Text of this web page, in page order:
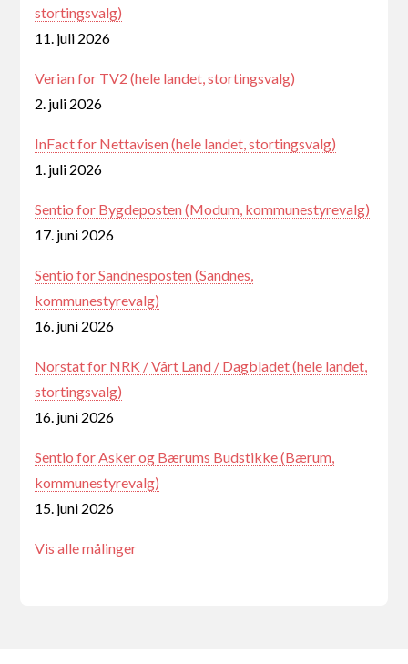
stortingsvalg)
11. juli 2026
Verian for TV2 (hele landet, stortingsvalg)
2. juli 2026
InFact for Nettavisen (hele landet, stortingsvalg)
1. juli 2026
Sentio for Bygdeposten (Modum, kommunestyrevalg)
17. juni 2026
Sentio for Sandnesposten (Sandnes,
kommunestyrevalg)
16. juni 2026
Norstat for NRK / Vårt Land / Dagbladet (hele landet,
stortingsvalg)
16. juni 2026
Sentio for Asker og Bærums Budstikke (Bærum,
kommunestyrevalg)
15. juni 2026
Vis alle målinger